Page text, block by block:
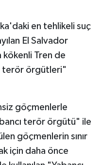
en tehlikeli suç
El Salvador
kökenli Tren de
terör örgütleri"
göçmenlerle
terör örgütü" ile
göçmenlerin sınır
için daha önce